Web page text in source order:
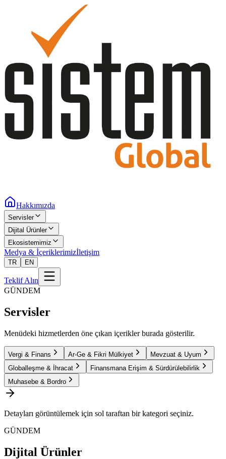
Hakkımızda
Servisler
Dijital Ürünler
Ekosistemimiz
Medya & İçeriklerimizİletişim
TR EN
Teklif Alın
GÜNDEM
Servisler
Menüdeki hizmetlerden öne çıkan içerikler burada gösterilir.
Vergi & Finans Ar-Ge & Fikri Mülkiyet
Mevzuat & Uyum
Globalleşme & İhracat
Finansmana Erişim & Sürdürülebilirlik
Muhasebe & Bordro
Detayları görüntülemek için sol taraftan bir kategori seçiniz.
GÜNDEM
Dijital Ürünler